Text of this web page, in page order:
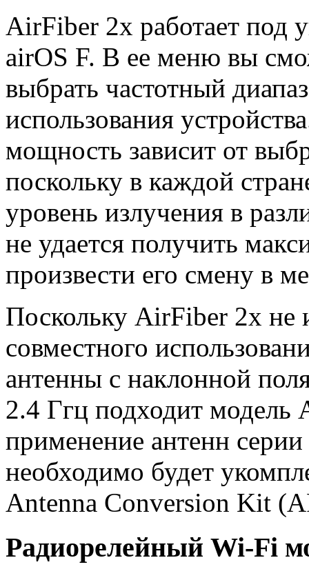
AirFiber 2x работает под
airOS F. В ее меню вы
выбрать частотный
использования
мощность зависит от
поскольку в каждой
уровень излучения в
не удается получить
произвести его смену в
Поскольку AirFiber 2x не
совместного
антенны с наклонной
2.4 Ггц подходит
применение антенн
необходимо будет
Antenna Conversion Kit
Радиорелейный Wi-Fi